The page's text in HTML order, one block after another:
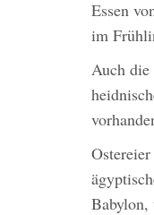
Essen
im
Auch
Babylon,